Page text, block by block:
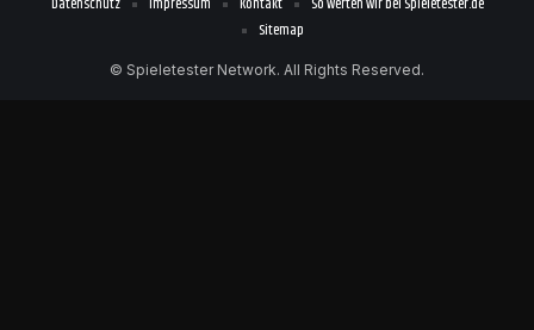
© Spieletester Network. All Rights Reserved.
Datenschutz Impressum Kontakt
So werten wir bei Spieletester.de
Sitemap